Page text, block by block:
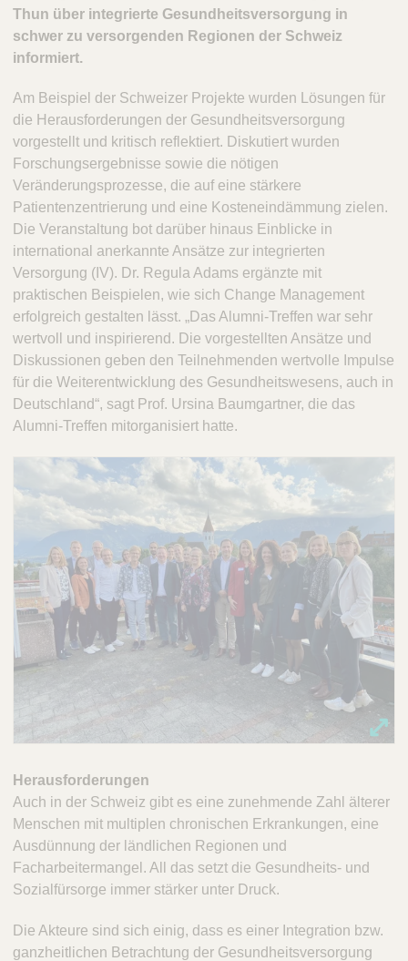
n
g
Thun über integrierte Gesundheitsversorgung in
schwer zu versorgenden Regionen der Schweiz
informiert.
Am Beispiel der Schweizer Projekte wurden Lösungen für
die Herausforderungen der Gesundheitsversorgung
vorgestellt und kritisch reflektiert. Diskutiert wurden
Forschungsergebnisse sowie die nötigen
Veränderungsprozesse, die auf eine stärkere
Patientenzentrierung und eine Kosteneindämmung zielen.
Die Veranstaltung bot darüber hinaus Einblicke in
international anerkannte Ansätze zur integrierten
Versorgung (IV). Dr. Regula Adams ergänzte mit
praktischen Beispielen, wie sich Change Management
erfolgreich gestalten lässt. „Das Alumni-Treffen war sehr
wertvoll und inspirierend. Die vorgestellten Ansätze und
Diskussionen geben den Teilnehmenden wertvolle Impulse
für die Weiterentwicklung des Gesundheitswesens, auch in
Deutschland“, sagt Prof. Ursina Baumgartner, die das
Alumni-Treffen mitorganisiert hatte.
Herausforderungen
Auch in der Schweiz gibt es eine zunehmende Zahl älterer
Menschen mit multiplen chronischen Erkrankungen, eine
Ausdünnung der ländlichen Regionen und
Facharbeitermangel. All das setzt die Gesundheits- und
Sozialfürsorge immer stärker unter Druck.
Die Akteure sind sich einig, dass es einer Integration bzw.
ganzheitlichen Betrachtung der Gesundheitsversorgung